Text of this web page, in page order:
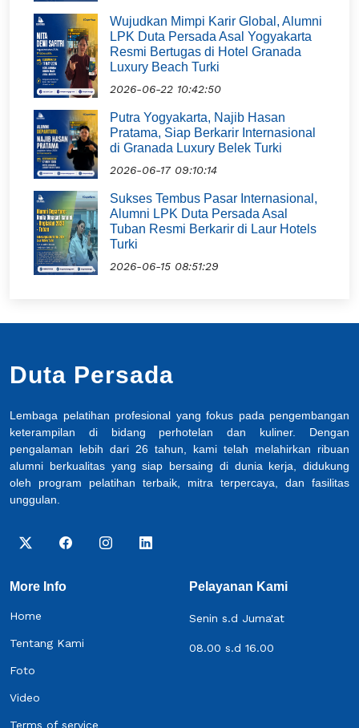
Wujudkan Mimpi Karir Global, Alumni
LPK Duta Persada Asal Yogyakarta
Resmi Bertugas di Hotel Granada
Luxury Beach Turki
2026-06-22 10:42:50
Putra Yogyakarta, Najib Hasan
Pratama, Siap Berkarir Internasional
di Granada Luxury Belek Turki
2026-06-17 09:10:14
Sukses Tembus Pasar Internasional,
Alumni LPK Duta Persada Asal
Tuban Resmi Berkarir di Laur Hotels
Turki
2026-06-15 08:51:29
Duta Persada
Lembaga pelatihan profesional yang fokus pada pengembangan
keterampilan di bidang perhotelan dan kuliner. Dengan
pengalaman lebih dari 26 tahun, kami telah melahirkan ribuan
alumni berkualitas yang siap bersaing di dunia kerja, didukung
oleh program pelatihan terbaik, mitra terpercaya, dan fasilitas
unggulan.
More Info
Home
Tentang Kami
Foto
Video
Terms of service
Pelayanan Kami
Senin s.d Juma'at
08.00 s.d 16.00